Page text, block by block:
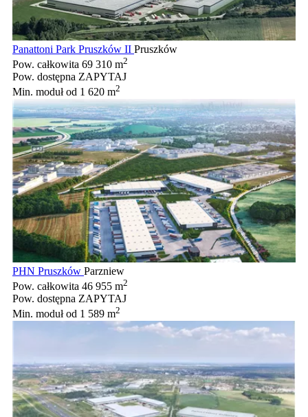
Panattoni Park Pruszków II Pruszków
Pow. całkowita 69 310 m2
Pow. dostępna ZAPYTAJ
Min. modułod 1 620 m2
PHN Pruszków Parzniew
Pow. całkowita 46 955 m2
Pow. dostępna ZAPYTAJ
Min. modułod 1 589 m2